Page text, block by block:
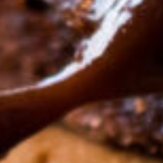
Halloumi Pesto
vegetarisch
knusprige Halloumi
Fingerfood,
Mezze &
ab 32,40 € für 20
(inkl. MwSt.)